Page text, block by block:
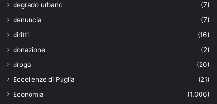
degrado urbano
(7)
denuncia
(7)
diritti
(16)
donazione
(2)
droga
(20)
Eccellenze di Puglia
(21)
Economia
(1.006)